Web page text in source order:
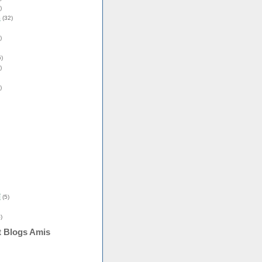
(32)
(5)
Blogs Amis